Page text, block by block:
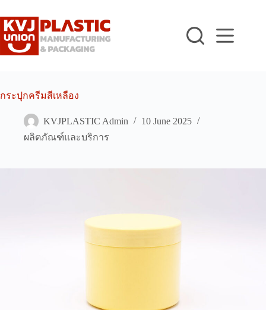
to
content
กระปุกครีมสีเหลือง
KVJPLASTIC Admin
10 June 2025
ผลิตภัณฑ์และบริการ